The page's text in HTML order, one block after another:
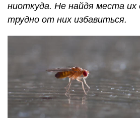
ниоткуда. Не найдя места их
трудно от них избавиться.